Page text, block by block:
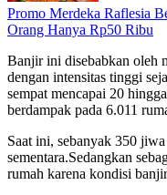
‎Promo Merdeka Raflesia
Orang Hanya Rp50 Ribu
Banjir ini disebabkan oleh
dengan intensitas tinggi
sempat mencapai 20
berdampak pada 6.011
Saat ini, sebanyak 350
sementara.Sedangkan
rumah karena kondisi